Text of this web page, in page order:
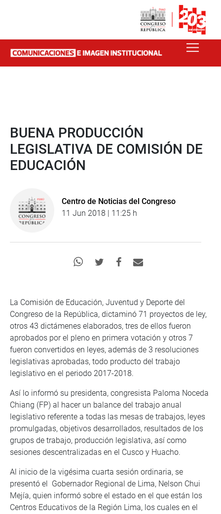
BUENA PRODUCCIÓN
LEGISLATIVA DE COMISIÓN DE
EDUCACIÓN
Centro de Noticias del Congreso
11 Jun 2018 | 11:25 h
La Comisión de Educación, Juventud y Deporte del
Congreso de la República, dictaminó 71 proyectos de ley,
otros 43 dictámenes elaborados, tres de ellos fueron
aprobados por el pleno en primera votación y otros 7
fueron convertidos en leyes, además de 3 resoluciones
legislativas aprobadas, todo producto del trabajo
legislativo en el periodo 2017-2018.
Así lo informó su presidenta, congresista Paloma Noceda
Chiang (FP) al hacer un balance del trabajo anual
legislativo referente a todas las mesas de trabajos, leyes
promulgadas, objetivos desarrollados, resultados de los
grupos de trabajo, producción legislativa, así como
sesiones descentralizadas en el Cusco y Huacho.
Al inicio de la vigésima cuarta sesión ordinaria, se
presentó el Gobernador Regional de Lima, Nelson Chui
Mejía, quien informó sobre el estado en el que están los
Centros Educativos de la Región Lima, los cuales en el